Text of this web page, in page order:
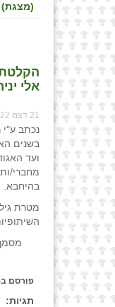
(מצגת)
הקלטת
אלי
21 דצמ 2022
נכתב ע"י
בשנים
ועד
מחברי/
בהיחבא.
מטרת
פורסם
תגיות: